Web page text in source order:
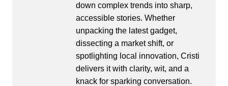
down complex trends into sharp,
accessible stories. Whether
unpacking the latest gadget,
dissecting a market shift, or
spotlighting local innovation, Cristi
delivers it with clarity, wit, and a
knack for sparking conversation.